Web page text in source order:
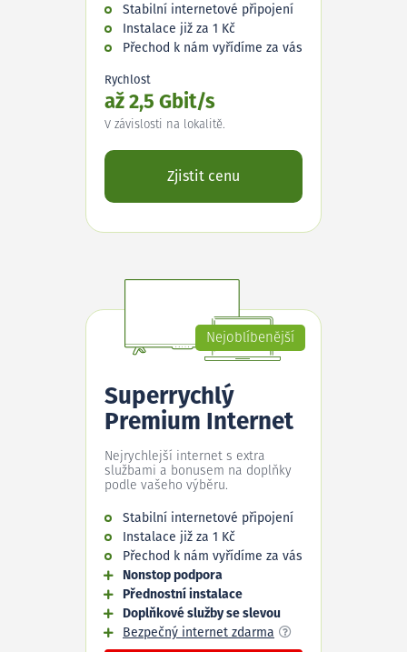
Stabilní internetové připojení
Instalace již za 1 Kč
Přechod k nám vyřídíme za vás
Rychlost
až 2,5 Gbit/s
V závislosti na lokalitě.
Zjistit cenu
Nejoblíbenější
Superrychlý
Premium Internet
Nejrychlejší internet s extra
službami a bonusem na doplňky
podle vašeho výběru.
Stabilní internetové připojení
Instalace již za 1 Kč
Přechod k nám vyřídíme za vás
Nonstop podpora
Přednostní instalace
Doplňkové služby se slevou
Bezpečný internet zdarma